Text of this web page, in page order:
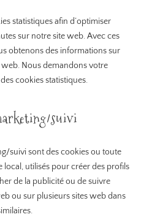
statistiques afin d’optimiser
sur notre site web. Avec ces
obtenons des informations sur
web. Nous demandons votre
cookies statistiques.
suivi
suivi sont des cookies ou toute
local, utilisés pour créer des profils
de la publicité ou de suivre
ou sur plusieurs sites web dans